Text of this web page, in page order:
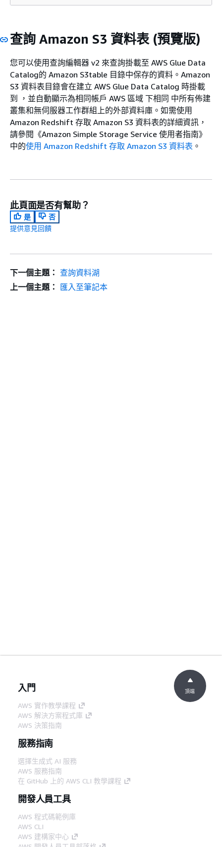
查詢 Amazon S3 資料表 (預覽版)
您可以使用查詢編輯器 v2 來查詢掛載至 AWS Glue Data
Catalog的 Amazon S3table 目錄中保存的資料。Amazon
S3 資料表目錄會在建立 AWS Glue Data Catalog 時掛載
到 ，並自動顯示為相同帳戶 AWS 區域 下相同 中所有佈建
叢集和無伺服器工作群組上的外部資料庫。如需使用
Amazon Redshift 存取 Amazon S3 資料表的詳細資訊，
請參閱《Amazon Simple Storage Service 使用者指南》
中的使用 Amazon Redshift 存取 Amazon S3 資料表 。
此頁面是否有幫助？
是
否
提供意見回饋
下一個主題： 查詢資料湖
上一個主題： 匯入至筆記本
入門
AWS 實作教學課程
AWS 解決方案程式庫
AWS 決策指南
服務指南
選擇生成式 AI 服務
AWS 服務指南
在 GitHub 上的 AWS CLI 教學課程
開發人員工具
AWS 程式碼範例庫
AWS CLI
AWS 建構家中心
頂端